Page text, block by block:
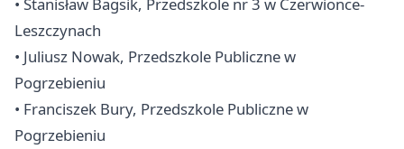
Leszczynach
• Juliusz Nowak, Przedszkole Publiczne w
Pogrzebieniu
• Franciszek Bury, Przedszkole Publiczne w
Pogrzebieniu